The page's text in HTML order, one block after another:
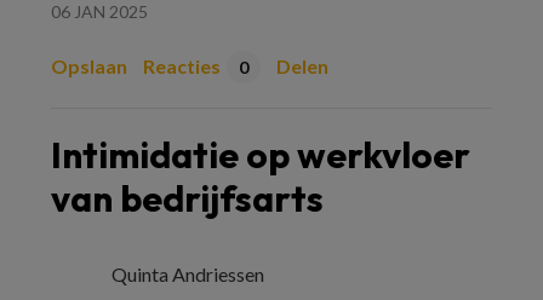
06 JAN 2025
Opslaan Reacties 0 Delen
Intimidatie op werkvloer
van bedrijfsarts
Quinta Andriessen